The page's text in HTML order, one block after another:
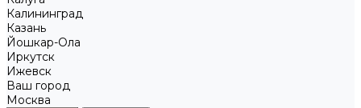
Калининград
Казань
Йошкар-Ола
Иркутск
Ижевск
Ваш город
Москва